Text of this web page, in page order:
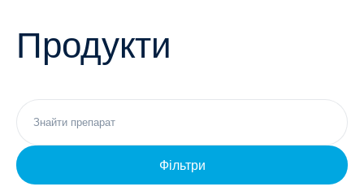
Неврологія
Фармаконагляд
Кар'єра
Продукти
Фільтри